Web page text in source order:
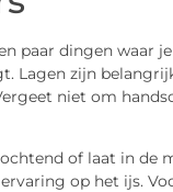
paar dingen waar
Lagen zijn
niet om
of laat in de
op het ijs.